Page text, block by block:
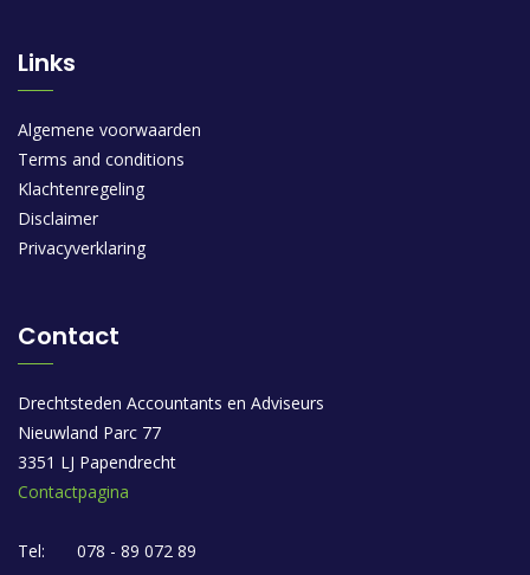
Links
Algemene voorwaarden
Terms and conditions
Klachtenregeling
Disclaimer
Privacyverklaring
Contact
Drechtsteden Accountants en Adviseurs
Nieuwland Parc 77
3351 LJ Papendrecht
Contactpagina
Tel:
078 - 89 072 89